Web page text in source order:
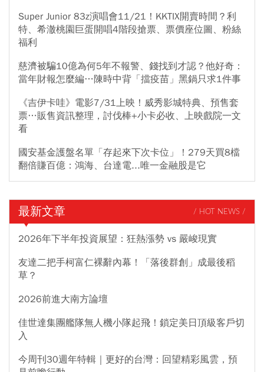
Super Junior 83z演唱會11/21！KKTIX開賣時間？利
特、希澈桃園巨蛋開唱4階段搶票、票價座位圖、粉絲
福利
慈濟被騙10億為何5年不報警、錢找到才認？他好奇：
當年財報怎麼編…陳時中背「擋疫苗」黑鍋只求1件事
《吉伊卡哇》電影7/31上映！威秀影城特典、預售套
票…販售資訊整理，討伐棒+小卡必收、上映戲院一文
看
國安基金護盤名單「存起來下次卡位」！279天買8檔
翻倍賺百億：鴻海、台達電...唯一金融股是它
最新文章 / HOT NEWS /
2026年下半年投資展望：狂熱漲勢 vs 嚴峻現實
友達二把手柯富仁裸辭內幕！「落後群創」成最後稻
草？
2026前進大南方論壇
佳世達集團艦隊無人機小隊起飛！鎖定美日頂級客戶切
入
今周刊30週年特輯｜更好的台灣：回望精彩風雲，預